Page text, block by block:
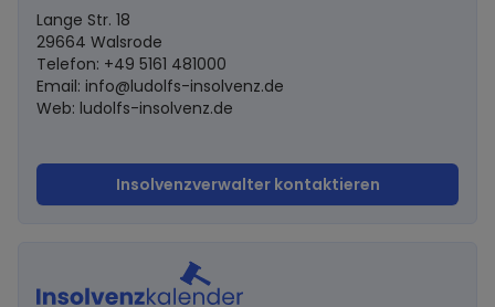
Lange Str. 18
29664 Walsrode
Telefon: +49 5161 481000
Email: info@ludolfs-insolvenz.de
Web: ludolfs-insolvenz.de
Insolvenzverwalter kontaktieren